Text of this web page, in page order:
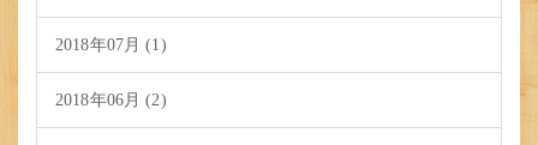
2018年07月 (1)
2018年06月 (2)